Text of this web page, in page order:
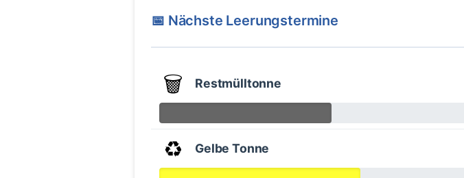
📅 Nächste Leerungstermine
🗑️ Restmülltonne
♻️ Gelbe Tonne